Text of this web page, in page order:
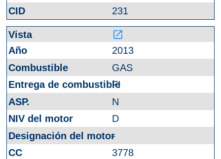
231
launch
2013
GAS
FI
N
D
-
3778